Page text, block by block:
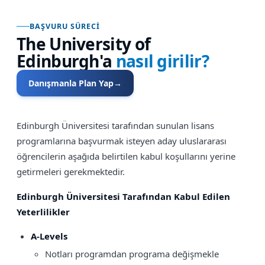
BAŞVURU SÜRECI
The University of
Edinburgh'a nasıl girilir?
Danışmanla Plan Yap→
Edinburgh Üniversitesi tarafından sunulan lisans
programlarına başvurmak isteyen aday uluslararası
öğrencilerin aşağıda belirtilen kabul koşullarını yerine
getirmeleri gerekmektedir.
Edinburgh Üniversitesi Tarafından Kabul Edilen
Yeterlilikler
A-Levels
Notları programdan programa değişmekle